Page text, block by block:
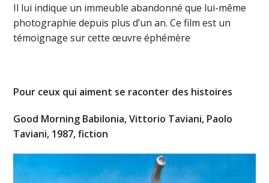
Il lui indique un immeuble abandonné que lui-même
photographie depuis plus d’un an. Ce film est un
témoignage sur cette œuvre éphémère
Pour ceux qui aiment se raconter des histoires
Good Morning Babilonia, Vittorio Taviani, Paolo
Taviani, 1987, fiction